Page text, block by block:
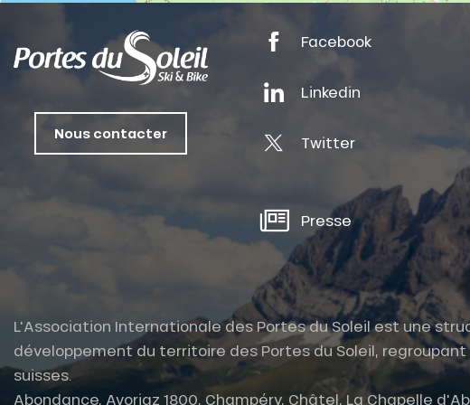
Nous contacter
Facebook
Linkedin
Twitter
Presse
L'Association Internationale des Portes du Soleil est une
développement du territoire des Portes du Soleil,
suisses.
Abondance, Avoriaz 1800, Champéry, Châtel, La Chapelle